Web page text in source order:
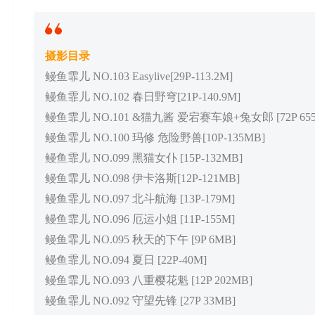
摄影目录
鳗鱼霏儿 NO.103 Easylive[29P-113.2M]
鳗鱼霏儿 NO.102 春日野穹[21P-140.9M]
鳗鱼霏儿 NO.101 &猫九酱 爱宕赛车娘+兔女郎 [72P
鳗鱼霏儿 NO.100 玛修 危险野兽[10P-135MB]
鳗鱼霏儿 NO.099 黑猫女仆 [15P-132MB]
鳗鱼霏儿 NO.098 伊卡洛斯[12P-121MB]
鳗鱼霏儿 NO.097 北斗航海 [13P-179M]
鳗鱼霏儿 NO.096 厄运小姐 [11P-155M]
鳗鱼霏儿 NO.095 秋天的下午 [9P 6MB]
鳗鱼霏儿 NO.094 夏日 [22P-40M]
鳗鱼霏儿 NO.093 八重樱花魁 [12P 202MB]
鳗鱼霏儿 NO.092 守望先锋 [27P 33MB]